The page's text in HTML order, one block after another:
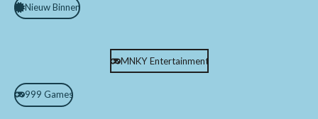
Nieuw Binnen
MNKY Entertainment
999 Games